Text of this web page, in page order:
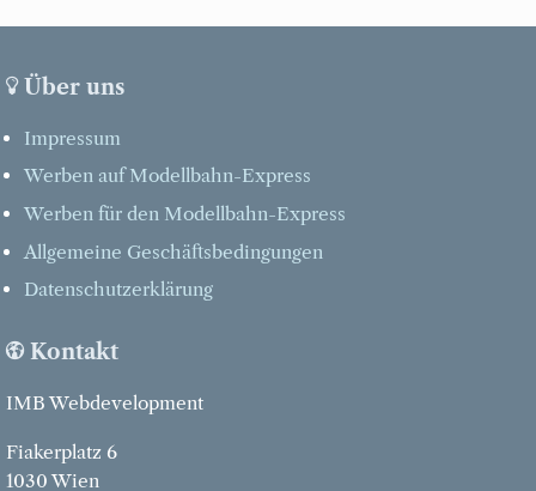
Über uns
Impressum
Werben auf Modellbahn-Express
Werben für den Modellbahn-Express
Allgemeine Geschäftsbedingungen
Datenschutzerklärung
Kontakt
IMB Webdevelopment
Fiakerplatz 6
1030 Wien